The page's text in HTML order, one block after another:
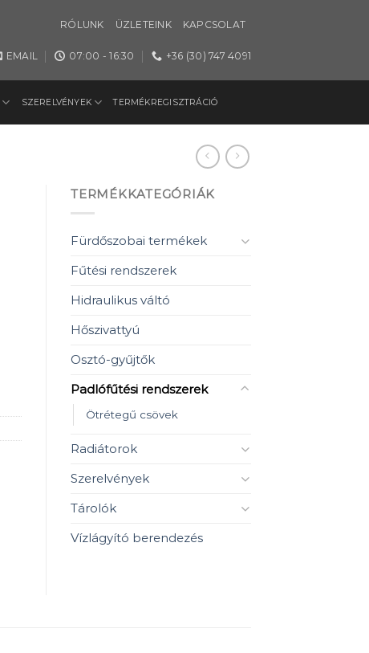
RÓLUNK ÜZLETEINK KAPCSOLAT
EMAIL 07:00 - 16:30 +36 (30) 747 4091
SZERELVÉNYEK TERMÉKREGISZTRÁCIÓ
TERMÉKKATEGÓRIÁK
Fürdőszobai termékek
Fűtési rendszerek
Hidraulikus váltó
Hőszivattyú
Osztó-gyűjtők
Padlófűtési rendszerek
Ötrétegű csövek
Radiátorok
Szerelvények
Tárolók
Vízlágyító berendezés